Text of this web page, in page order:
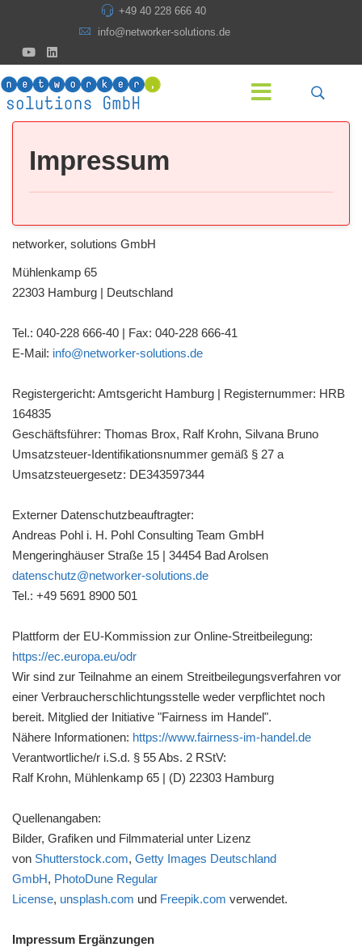
+49 40 228 666 40
info@networker-solutions.de
Impressum
networker, solutions GmbH
Mühlenkamp 65
22303 Hamburg | Deutschland
Tel.: 040-228 666-40 | Fax: 040-228 666-41
E-Mail: info@networker-solutions.de
Registergericht: Amtsgericht Hamburg | Registernummer: HRB
164835
Geschäftsführer: Thomas Brox, Ralf Krohn, Silvana Bruno
Umsatzsteuer-Identifikationsnummer gemäß § 27 a
Umsatzsteuergesetz: DE343597344
Externer Datenschutzbeauftragter:
Andreas Pohl i. H. Pohl Consulting Team GmbH
Mengeringhäuser Straße 15 | 34454 Bad Arolsen
datenschutz@networker-solutions.de
Tel.: +49 5691 8900 501
Plattform der EU-Kommission zur Online-Streitbeilegung:
https://ec.europa.eu/odr
Wir sind zur Teilnahme an einem Streitbeilegungsverfahren vor
einer Verbraucherschlichtungsstelle weder verpflichtet noch
bereit. Mitglied der Initiative "Fairness im Handel".
Nähere Informationen: https://www.fairness-im-handel.de
Verantwortliche/r i.S.d. § 55 Abs. 2 RStV:
Ralf Krohn, Mühlenkamp 65 | (D) 22303 Hamburg
Quellenangaben:
Bilder, Grafiken und Filmmaterial unter Lizenz
von Shutterstock.com, Getty Images Deutschland
GmbH, PhotoDune Regular
License, unsplash.com und Freepik.com verwendet.
Impressum Ergänzungen